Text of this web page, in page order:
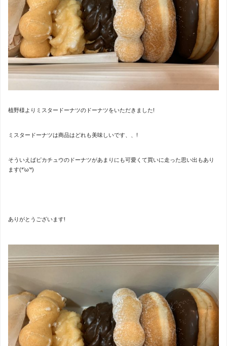
植野様よりミスタードーナツのドーナツをいただきました!
ミスタードーナツは商品はどれも美味しいです、、!
そういえばピカチュウのドーナツがあまりにも可愛くて買いに走った思い出もあり
ます(*’ω’*)
ありがとうございます!